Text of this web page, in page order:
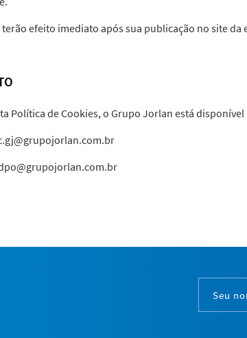
efeito imediato após sua publicação no site da
Política de Cookies, o Grupo Jorlan está